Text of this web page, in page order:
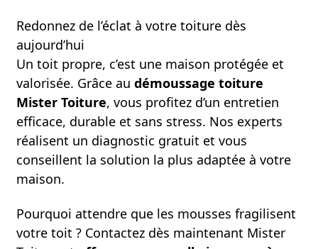
Redonnez de l’éclat à votre toiture dès
aujourd’hui
Un toit propre, c’est une maison protégée et
valorisée. Grâce au démoussage toiture
Mister Toiture, vous profitez d’un entretien
efficace, durable et sans stress. Nos experts
réalisent un diagnostic gratuit et vous
conseillent la solution la plus adaptée à votre
maison.
Pourquoi attendre que les mousses fragilisent
votre toit ? Contactez dès maintenant Mister